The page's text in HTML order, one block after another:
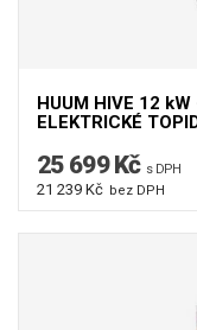
HUUM HIVE 12
ELEKTRICKÉ
25 699 Kč s DPH
21 239 Kč bez DPH